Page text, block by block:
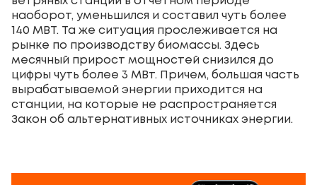
наоборот, уменьшился и составил чуть более
140 МВТ. Та же ситуация прослеживается на
рынке по производству биомассы. Здесь
месячный прирост мощностей снизился до
цифры чуть более 3 МВт. Причем, большая часть
вырабатываемой энергии приходится на
станции, на которые не распространяется
Закон об альтернативных источниках энергии.